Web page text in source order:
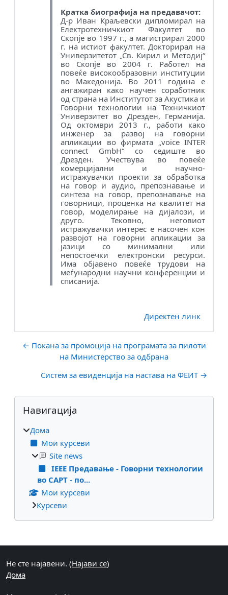
Кратка биографија на предавачот:
Д-р Иван Краљевски дипломирал на
Електротехничкиот Факултет во
Скопје во 1997 г., а магистрирал 2000
г. на истиот факултет. Докторирал на
Универзитетот „Св. Кирил и Методиј“
во Скопје во 2004 г. Работел на
повеќе високообразовни институции
во Македонија. Во 2011 година е
ангажиран како научен соработник
од страна на Институтот за Акустика и
Говорни технологии на Техничкиот
Универзитет во Дрезден, Германија.
Од октомври 2013 г., работи како
инженер за развој на говорни
апликации во фирмата „voice INTER
connect GmbH“ со седиште во
Дрезден. Учествува во повеќе
комерцијални и научно-
истражувачки проекти за обработка
на говор и аудио, препознавање и
синтеза на говор, препознавање на
говорници, проценка на квалитет на
говор, моделирање на дијалози, и
друго. Тековно, неговиот
истражувачки интерес е насочен кон
развојот на говорни апликации за
јазици со минимални или
непостоечки електронски ресурси.
Има објавено повеќе трудови на
меѓународни научни конференции и
списанија.
Директен линк
← Покана за промоција на програмата за пилоти
на Министерство за одбрана
Систем за евиденција на настава на ФЕИТ →
Блокови
Прескокни Навигација
Навигација
Дома
Мои курсеви
Site news
IEEE Предавање - Говорни технологии
во CAPT - по...
Мои курсеви
Курсеви
Supplementary blocks
Не сте најавени. (Најави се)
Дома